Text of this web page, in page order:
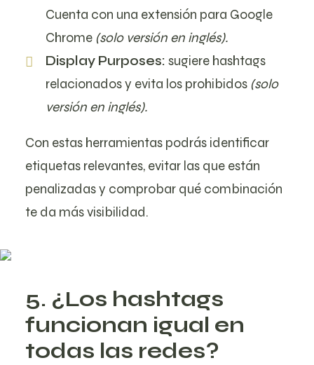
Cuenta con una extensión para Google
Chrome (solo versión en inglés).
Display Purposes: sugiere hashtags
relacionados y evita los prohibidos (solo
versión en inglés).
Con estas herramientas podrás identificar
etiquetas relevantes, evitar las que están
penalizadas y comprobar qué combinación
te da más visibilidad.
5. ¿Los hashtags
funcionan igual en
todas las redes?